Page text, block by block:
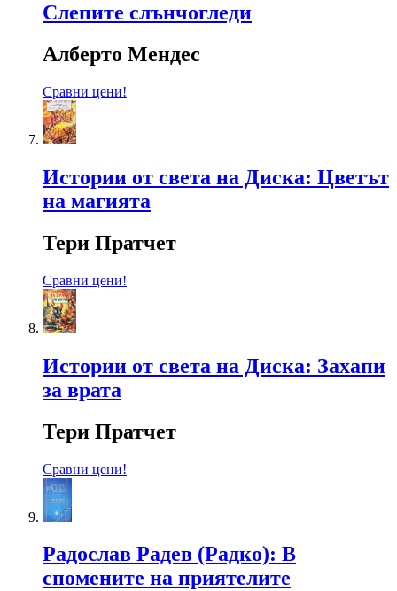
Слепите слънчогледи
Алберто Мендес
Сравни цени!
Истории от света на Диска: Цветът
на магията
Тери Пратчет
Сравни цени!
Истории от света на Диска: Захапи
за врата
Тери Пратчет
Сравни цени!
Радослав Радев (Радко): В
спомените на приятелите